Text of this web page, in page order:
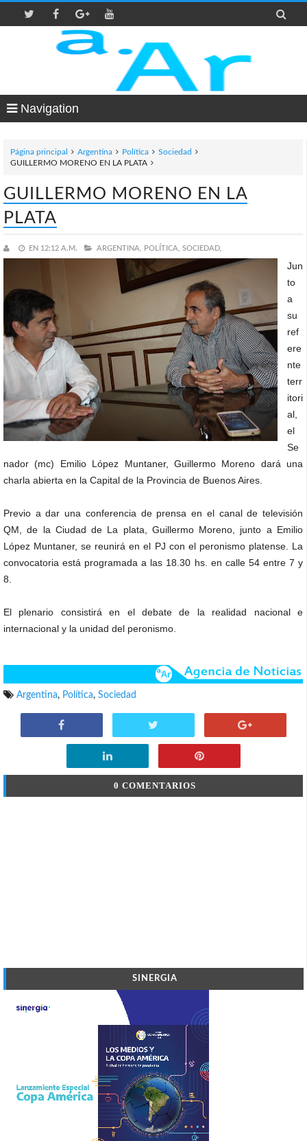

Navigation
Página principal Argentina Política
Sociedad
GUILLERMO MORENO EN LA PLATA
GUILLERMO MORENO EN LA
PLATA
EN 12:12 A.M. ARGENTINA, POLÍTICA, SOCIEDAD,
Jun
to
a
su
ref
ere
nte
terr
itori
al,
el
Se
nador (mc) Emilio López Muntaner, Guillermo Moreno dará una
charla abierta en la Capital de la Provincia de Buenos Aires.
Previo a dar una conferencia de prensa en el canal de televisión
QM, de la Ciudad de La plata, Guillermo Moreno, junto a Emilio
López Muntaner, se reunirá en el PJ con el peronismo platense. La
convocatoria está programada a las 18.30 hs. en calle 54 entre 7 y
8.
El plenario consistirá en el debate de la realidad nacional e
internacional y la unidad del peronismo.
Argentina, Política, Sociedad
0 COMENTARIOS
SINERGIA